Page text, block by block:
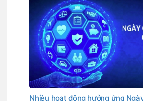
Nhiều hoạt động hưởng ứng